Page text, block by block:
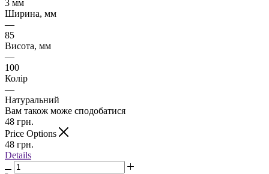
3 мм
Ширина, мм
—
85
Висота, мм
—
100
Колір
—
Натуральний
Вам також може сподобатися
48 грн.
Price Options
48 грн.
Details